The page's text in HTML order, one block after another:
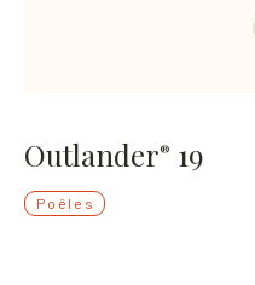
Outlander® 19
Poêles